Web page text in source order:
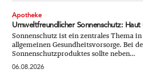
Apotheke
Umweltfreundlicher Sonnenschutz:
Sonnenschutz ist ein zentrales Thema
allgemeinen Gesundheitsvorsorge. Bei
Sonnenschutzproduktes sollte neben...
06.08.2026